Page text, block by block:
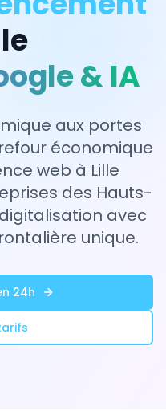
& IA
aux portes
économique
web à Lille
des Hauts-
avec
unique.
24h